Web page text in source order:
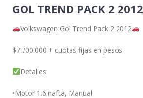
GOL TREND PACK 2 2012
Volkswagen Gol Trend Pack 2 2012
$7.700.000 + cuotas fijas en pesos
Detalles:
•Motor 1.6 nafta, Manual